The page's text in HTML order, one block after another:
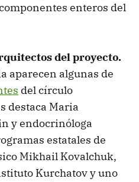
enteros del
del proyecto.
aparecen algunas de
del círculo
destaca Maria
y endocrinóloga
estatales de
Mikhail Kovalchuk,
Kurchatov y uno